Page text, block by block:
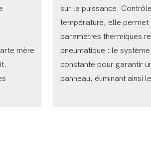
mère
sur la puissance.
température, elle permet
paramètres thermiques
pneumatique : le
constante pour garantir
panneau, éliminant ainsi